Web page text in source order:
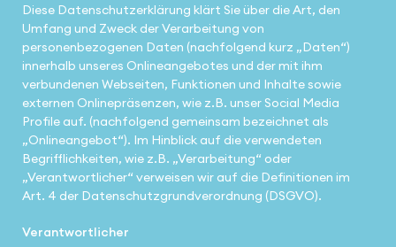
Diese Datenschutzerklärung klärt Sie über die Art, den
Umfang und Zweck der Verarbeitung von
personenbezogenen Daten (nachfolgend kurz „Daten“)
innerhalb unseres Onlineangebotes und der mit ihm
verbundenen Webseiten, Funktionen und Inhalte sowie
externen Onlinepräsenzen, wie z.B. unser Social Media
Profile auf. (nachfolgend gemeinsam bezeichnet als
„Onlineangebot“). Im Hinblick auf die verwendeten
Begrifflichkeiten, wie z.B. „Verarbeitung“ oder
„Verantwortlicher“ verweisen wir auf die Definitionen im
Art. 4 der Datenschutzgrundverordnung (DSGVO).
Verantwortlicher